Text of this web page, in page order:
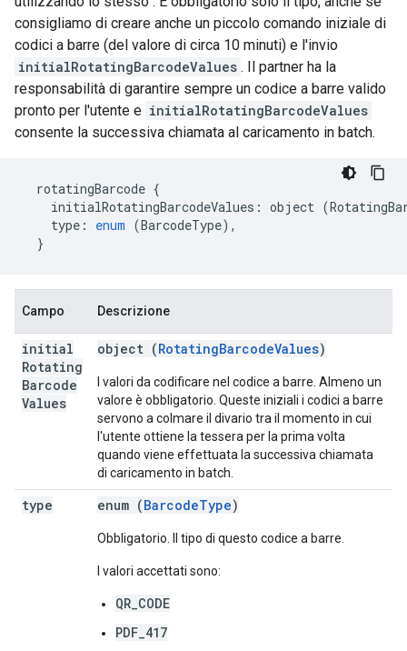
consigliamo di creare anche un piccolo comando iniziale di
codici a barre (del valore di circa 10 minuti) e l'invio
initialRotatingBarcodeValues . Il partner ha la
responsabilità di garantire sempre un codice a barre valido
pronto per l'utente e initialRotatingBarcodeValues
consente la successiva chiamata al caricamento in batch.
rotatingBarcode {
initialRotatingBarcodeValues : object (
type : enum (BarcodeType),
}
Campo Descrizione
initial
Rotating
Barcode
Values
object (RotatingBarcodeValues)
I valori da codificare nel codice a barre. Almeno un
valore è obbligatorio. Queste iniziali i codici a barre
servono a colmare il divario tra il momento in cui
l'utente ottiene la tessera per la prima volta
quando viene effettuata la successiva chiamata
di caricamento in batch.
type enum (BarcodeType)
Obbligatorio. Il tipo di questo codice a barre.
I valori accettati sono:
QR_CODE
PDF_417